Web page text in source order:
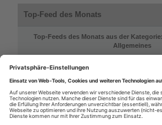
Top-Feed des Monats
Top-Feeds des Monats aus der
Allgemeines
1zu160.net - Modellbahn-News vom Spur N-
Modellversium - Online Modellbau Magazin
Die 10 neuesten Rätsel -
Reflections - Alltägliche Geschichten by